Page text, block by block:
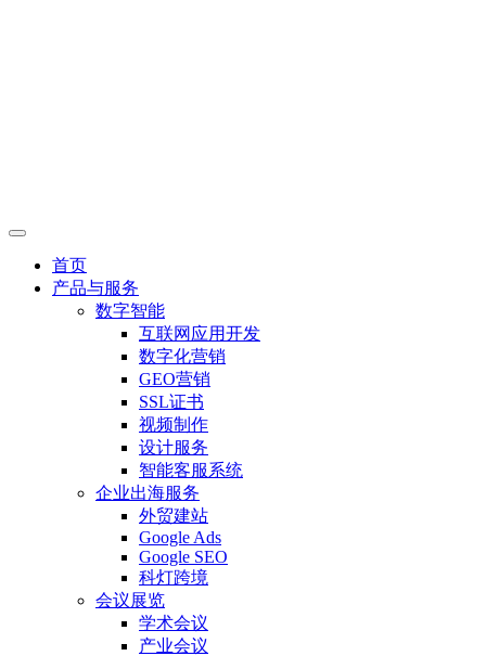
首页
产品与服务
数字智能
互联网应用开发
数字化营销
GEO营销
SSL证书
视频制作
设计服务
智能客服系统
企业出海服务
外贸建站
Google Ads
Google SEO
科灯跨境
会议展览
学术会议
产业会议